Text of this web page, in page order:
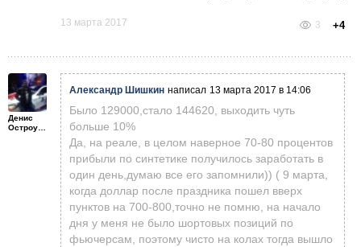
13 марта 2017 3 +4
Денис
Александр Шишкин написал 13 марта 2017 в 14:06
Было 129000,стало 144620, выходить чуть
больше 10%
Да, на реале, в целом наверное 70-80 процентов
прибыли по синтетике получилось заработать в
один день,думаю все его запомнили)) ( 9 марта,
когда доллар после праздника пошел вверх
пунктов на 700-800,точно не помню, на начало
дня у меня не было шортовых позиций по
фьючерсам, поэтому чисто на колах тогда вышло